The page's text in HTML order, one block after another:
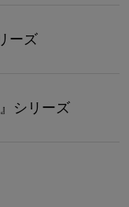
ーズ
シリーズ